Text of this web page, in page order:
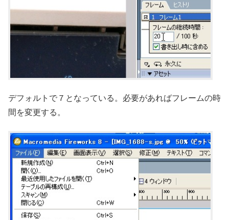
デフォルトで７となっている。必要があればフレームの時
間を変更する。